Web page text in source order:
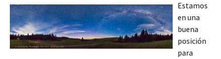
Estamos
en una
buena
posición
para